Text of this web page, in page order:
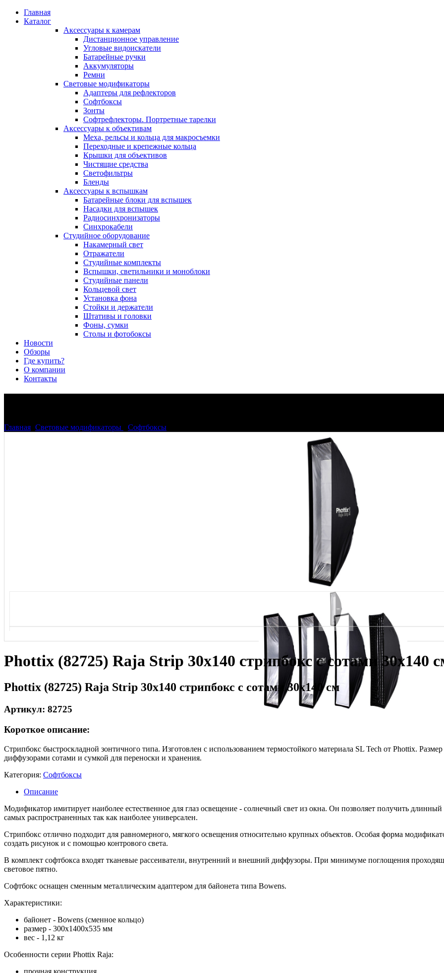
Главная
Каталог
Аксессуары к камерам
Дистанционное управление
Угловые видоискатели
Батарейные ручки
Аккумуляторы
Ремни
Световые модификаторы
Адаптеры для рефлекторов
Софтбоксы
Зонты
Софтрефлекторы. Портретные тарелки
Аксессуары к объективам
Меха, рельсы и кольца для макросъемки
Переходные и крепежные кольца
Крышки для объективов
Чистящие средства
Светофильтры
Бленды
Аксессуары к вспышкам
Батарейные блоки для вспышек
Насадки для вспышек
Радиосинхронизаторы
Синхрокабели
Студийное оборудование
Накамерный свет
Отражатели
Студийные комплекты
Вспышки, светильники и моноблоки
Студийные панели
Кольцевой свет
Установка фона
Стойки и держатели
Штативы и головки
Фоны, сумки
Столы и фотобоксы
Новости
Обзоры
Где купить?
О компании
Контакты
Главная Световые модификаторы Софтбоксы
Phottix (82725) Raja Strip 30х140 стрипбокс с сотами 30х140
Phottix (82725) Raja Strip 30х140 стрипбокс с сотами 30х140 см
Артикул: 82725
Короткое описание:
Стрипбокс быстроскладной зонтичного типа. Изготовлен с использованием термостойкого материала SL Tech от Phottix.
диффузорами сотами и сумкой для переноски и хранения.
Категория: Софтбоксы
Описание
Модификатор имитирует наиболее естественное для глаз освещение - солнечный свет из окна. Он позволяет получить
самых распространенных так как наиболее универсален.
Стрипбокс отлично подходит для равномерного, мягкого освещения относительно крупных объектов. Особая форма
создать рисунок и с помощью контрового света.
В комплект софтбокса входят тканевые рассеиватели, внутренний и внешний диффузоры. При минимуме поглощения
световое пятно.
Софтбокс оснащен сменным металлическим адаптером для байонета типа Bowens.
Характеристики:
байонет - Bowens (сменное кольцо)
размер - 300x1400x535 мм
вес - 1,12 кг
Особенности серии Phottix Raja:
прочная конструкция